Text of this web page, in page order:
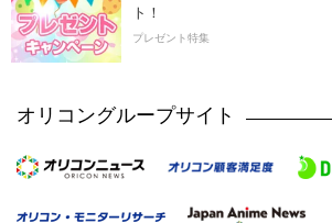
ト！
プレゼント特集
オリコングループサイト